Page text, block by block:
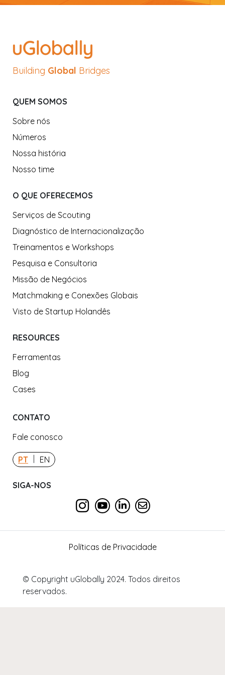
Building Global Bridges
QUEM SOMOS
Sobre nós
Números
Nossa história
Nosso time
O QUE OFERECEMOS
Serviços de Scouting
Diagnóstico de Internacionalização
Treinamentos e Workshops
Pesquisa e Consultoria
Missão de Negócios
Matchmaking e Conexões Globais
Visto de Startup Holandês
RESOURCES
Ferramentas
Blog
Cases
CONTATO
Fale conosco
PT | EN
SIGA-NOS
Políticas de Privacidade
© Copyright uGlobally 2024. Todos direitos
reservados.